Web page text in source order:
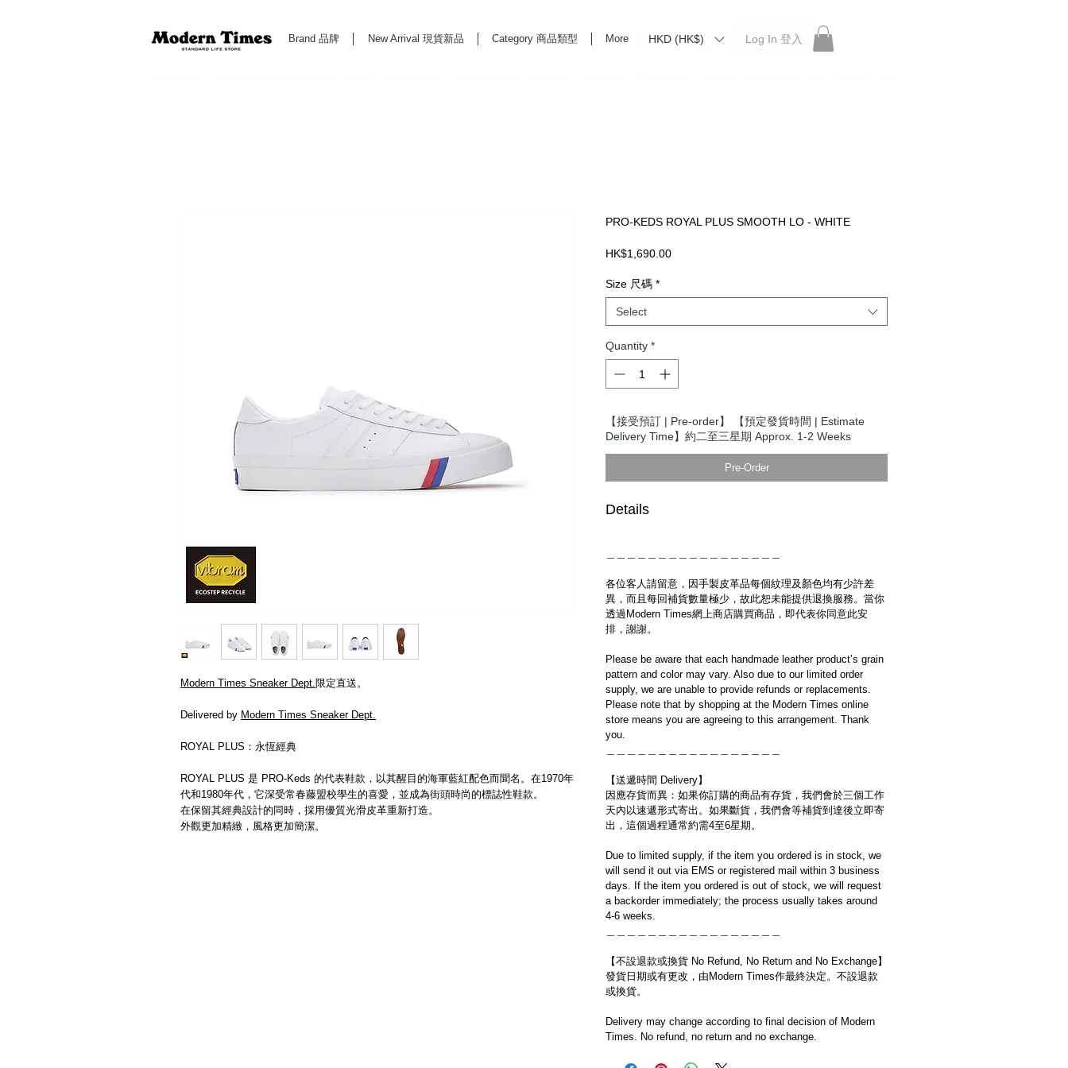
Brand 品牌 New Arrival 現貨新品 Category 商品類型 More HKD (HK$) Log In 登入
Modern Times Sneaker Dept.限定直送。
Delivered by Modern Times Sneaker Dept.
ROYAL PLUS：永恆經典
ROYAL PLUS 是 PRO-Keds 的代表鞋款，以其醒目的海軍藍紅配色而聞名。在1970年
代和1980年代，它深受常春藤盟校學生的喜愛，並成為街頭時尚的標誌性鞋款。
在保留其經典設計的同時，採用優質光滑皮革重新打造。
外觀更加精緻，風格更加簡潔。
PRO-KEDS ROYAL PLUS SMOOTH LO - WHITE
HK$1,690.00Price
Size 尺碼 *
Select
Quantity *
【接受預訂 | Pre-order】 【預定發貨時間 | Estimate
Delivery Time】約二至三星期 Approx. 1-2 Weeks
Pre-Order
Details
各位客人請留意，因手製皮革品每個紋理及顏色均有少許差
異，而且每回補貨數量極少，故此恕未能提供退換服務。當你
透過Modern Times網上商店購買商品，即代表你同意此安
排，謝謝。
Please be aware that each handmade leather product’s grain
pattern and color may vary. Also due to our limited order
supply, we are unable to provide refunds or replacements.
Please note that by shopping at the Modern Times online
store means you are agreeing to this arrangement. Thank
you.
【送遞時間 Delivery】
因應存貨而異：如果你訂購的商品有存貨，我們會於三個工作
天內以速遞形式寄出。如果斷貨，我們會等補貨到達後立即寄
出，這個過程通常約需4至6星期。
Due to limited supply, if the item you ordered is in stock, we
will send it out via EMS or registered mail within 3 business
days. If the item you ordered is out of stock, we will request
a backorder immediately; the process usually takes around
4-6 weeks.
【不設退款或換貨 No Refund, No Return and No Exchange】
發貨日期或有更改，由Modern Times作最終決定。不設退款
或換貨。
Delivery may change according to final decision of Modern
Times. No refund, no return and no exchange.